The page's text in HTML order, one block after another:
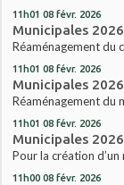
11h01 08 févr. 2026
Municipales
Réaménagement du
11h01 08 févr. 2026
Municipales
Réaménagement du
11h01 08 févr. 2026
Municipales
Pour la création
11h00 08 févr. 2026